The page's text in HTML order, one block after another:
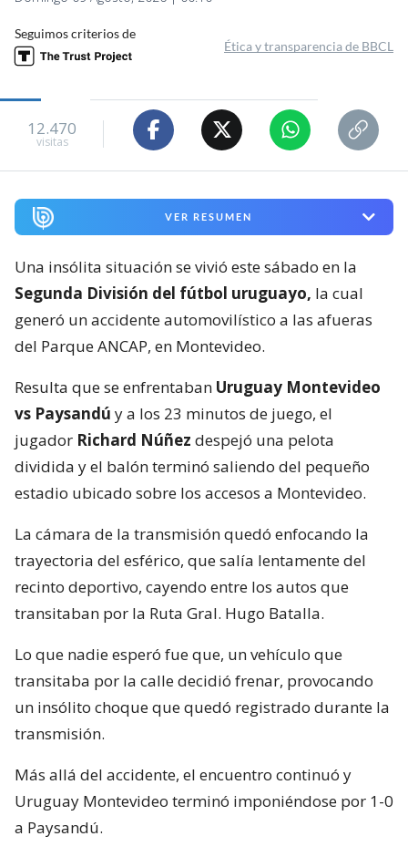
Seguimos criterios de
Ética y transparencia de BBCL
12.470
visitas
VER RESUMEN
Una insólita situación se vivió este sábado en la
Segunda División del fútbol uruguayo, la cual
generó un accidente automovilístico a las afueras
del Parque ANCAP, en Montevideo.
Resulta que se enfrentaban Uruguay Montevideo
vs Paysandú y a los 23 minutos de juego, el
jugador Richard Núñez despejó una pelota
dividida y el balón terminó saliendo del pequeño
estadio ubicado sobre los accesos a Montevideo.
La cámara de la transmisión quedó enfocando la
trayectoria del esférico, que salía lentamente del
recinto deportivo, cayendo entre los autos que
transitaban por la Ruta Gral. Hugo Batalla.
Lo que nadie esperó fue que, un vehículo que
transitaba por la calle decidió frenar, provocando
un insólito choque que quedó registrado durante la
transmisión.
Más allá del accidente, el encuentro continuó y
Uruguay Montevideo terminó imponiéndose por 1-0
a Paysandú.